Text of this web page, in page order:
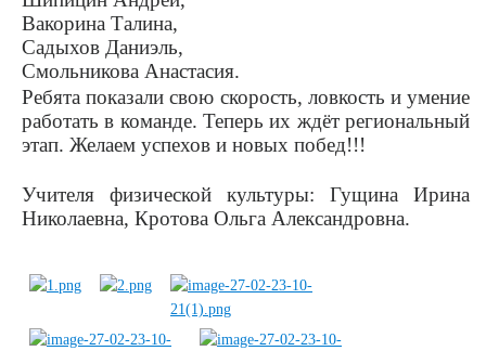
Вакорина Талина,
Садыхов Даниэль,
Смольникова Анастасия.
Ребята показали свою скорость, ловкость и умение
работать в команде. Теперь их ждёт региональный
этап. Желаем успехов и новых побед!!!
Учителя физической культуры: Гущина Ирина
Николаевна, Кротова Ольга Александровна.